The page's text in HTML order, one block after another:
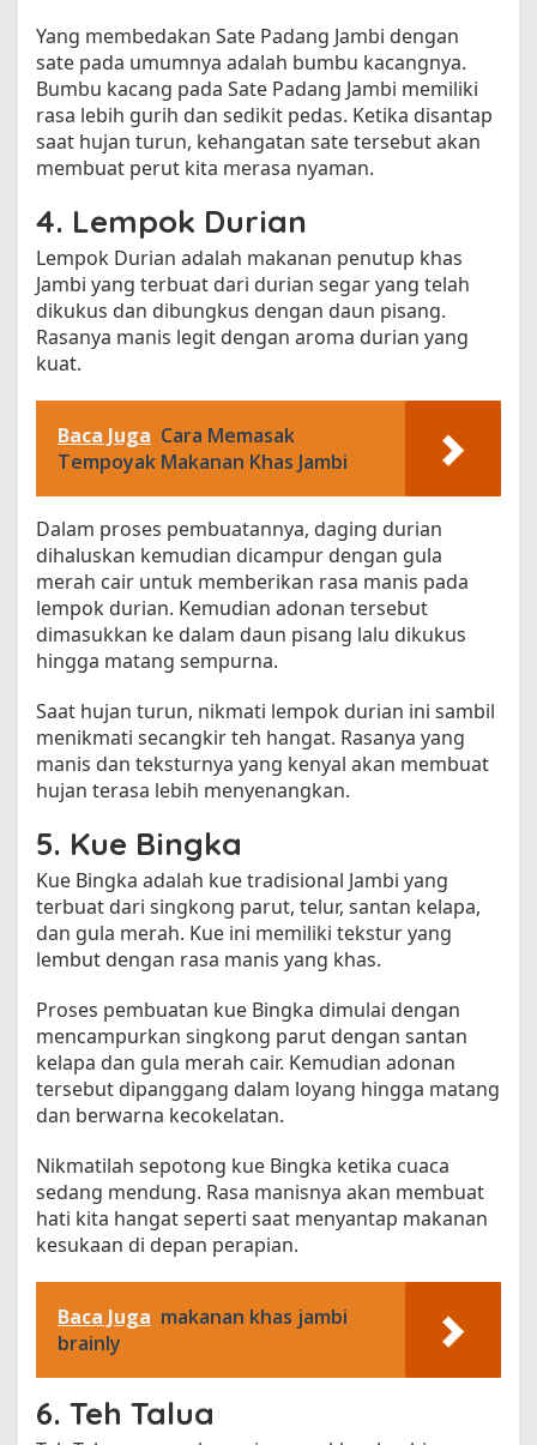
Yang membedakan Sate Padang Jambi dengan
sate pada umumnya adalah bumbu kacangnya.
Bumbu kacang pada Sate Padang Jambi memiliki
rasa lebih gurih dan sedikit pedas. Ketika disantap
saat hujan turun, kehangatan sate tersebut akan
membuat perut kita merasa nyaman.
4. Lempok Durian
Lempok Durian adalah makanan penutup khas
Jambi yang terbuat dari durian segar yang telah
dikukus dan dibungkus dengan daun pisang.
Rasanya manis legit dengan aroma durian yang
kuat.
Baca Juga Cara Memasak
Tempoyak Makanan Khas Jambi
Dalam proses pembuatannya, daging durian
dihaluskan kemudian dicampur dengan gula
merah cair untuk memberikan rasa manis pada
lempok durian. Kemudian adonan tersebut
dimasukkan ke dalam daun pisang lalu dikukus
hingga matang sempurna.
Saat hujan turun, nikmati lempok durian ini sambil
menikmati secangkir teh hangat. Rasanya yang
manis dan teksturnya yang kenyal akan membuat
hujan terasa lebih menyenangkan.
5. Kue Bingka
Kue Bingka adalah kue tradisional Jambi yang
terbuat dari singkong parut, telur, santan kelapa,
dan gula merah. Kue ini memiliki tekstur yang
lembut dengan rasa manis yang khas.
Proses pembuatan kue Bingka dimulai dengan
mencampurkan singkong parut dengan santan
kelapa dan gula merah cair. Kemudian adonan
tersebut dipanggang dalam loyang hingga matang
dan berwarna kecokelatan.
Nikmatilah sepotong kue Bingka ketika cuaca
sedang mendung. Rasa manisnya akan membuat
hati kita hangat seperti saat menyantap makanan
kesukaan di depan perapian.
Baca Juga makanan khas jambi
brainly
6. Teh Talua